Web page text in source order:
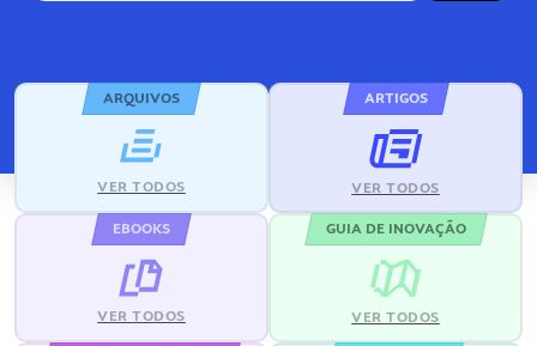
ARQUIVOS
VER TODOS
ARTIGOS
VER TODOS
EBOOKS
VER TODOS
GUIA DE INOVAÇÃO
VER TODOS